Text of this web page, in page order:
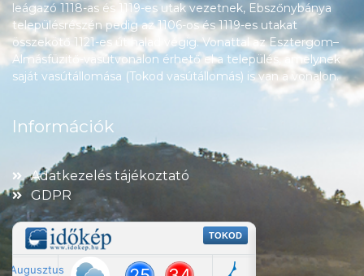
leágazó 1118-as és 1119-es utak vezetnek, Ebszőnybánya
településrészén pedig az 1106-os és 1119-es utakat
összekötő 1121-es út halad végig. Vonattal az Esztergom–
Almásfüzitő-vasútvonalon érhető el a település, amelynek
saját vasútállomása (Tokod vasútállomás) is van a vonalon.
Információk
Adatkezelés tájékoztató
GDPR